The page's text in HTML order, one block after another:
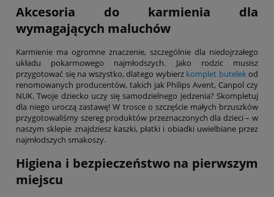
Akcesoria do karmienia dla
wymagających maluchów
Karmienie ma ogromne znaczenie, szczególnie dla niedojrzałego
układu pokarmowego najmłodszych. Jako rodzic musisz
przygotować się na wszystko, dlatego wybierz komplet butelekod
renomowanych producentów, takich jak Philips Avent, Canpol czy
NUK. Twoje dziecko uczy się samodzielnego jedzenia? Skompletuj
dla niego uroczą zastawę! W trosce o szczęście małych brzuszków
przygotowaliśmy szereg produktów przeznaczonych dla dzieci – w
naszym sklepie znajdziesz kaszki, płatki i obiadki uwielbiane przez
najmłodszych smakoszy.
Higiena i bezpieczeństwo na pierwszym
miejscu